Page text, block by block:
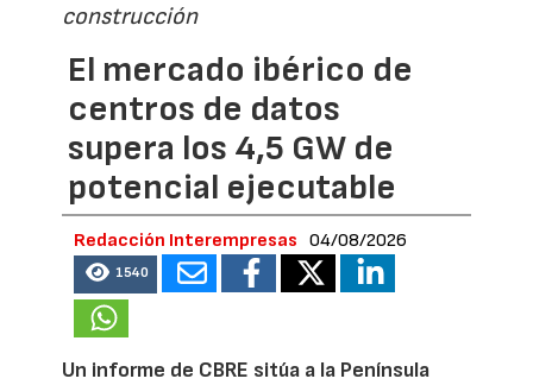
construcción
El mercado ibérico de
centros de datos
supera los 4,5 GW de
potencial ejecutable
Redacción Interempresas 04/08/2026
1540
Un informe de CBRE sitúa a la Península